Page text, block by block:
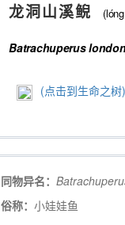
龙洞山溪鲵
Batrachuperus
(点击到生命之树)
同物异名：
俗称：小娃娃鱼